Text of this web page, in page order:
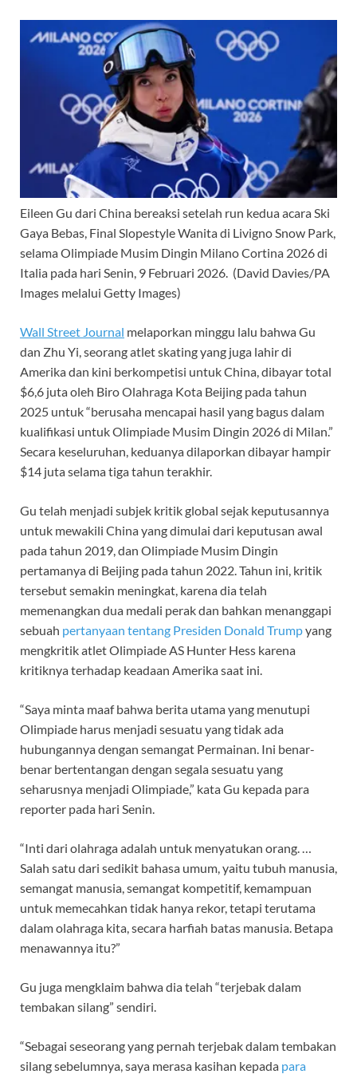
Eileen Gu dari China bereaksi setelah run kedua acara Ski
Gaya Bebas, Final Slopestyle Wanita di Livigno Snow Park,
selama Olimpiade Musim Dingin Milano Cortina 2026 di
Italia pada hari Senin, 9 Februari 2026. (David Davies/PA
Images melalui Getty Images)
Wall Street Journal melaporkan minggu lalu bahwa Gu
dan Zhu Yi, seorang atlet skating yang juga lahir di
Amerika dan kini berkompetisi untuk China, dibayar total
$6,6 juta oleh Biro Olahraga Kota Beijing pada tahun
2025 untuk “berusaha mencapai hasil yang bagus dalam
kualifikasi untuk Olimpiade Musim Dingin 2026 di Milan.”
Secara keseluruhan, keduanya dilaporkan dibayar hampir
$14 juta selama tiga tahun terakhir.
Gu telah menjadi subjek kritik global sejak keputusannya
untuk mewakili China yang dimulai dari keputusan awal
pada tahun 2019, dan Olimpiade Musim Dingin
pertamanya di Beijing pada tahun 2022. Tahun ini, kritik
tersebut semakin meningkat, karena dia telah
memenangkan dua medali perak dan bahkan menanggapi
sebuah pertanyaan tentang Presiden Donald Trumpyang
mengkritik atlet Olimpiade AS Hunter Hess karena
kritiknya terhadap keadaan Amerika saat ini.
“Saya minta maaf bahwa berita utama yang menutupi
Olimpiade harus menjadi sesuatu yang tidak ada
hubungannya dengan semangat Permainan. Ini benar-
benar bertentangan dengan segala sesuatu yang
seharusnya menjadi Olimpiade,” kata Gu kepada para
reporter pada hari Senin.
“Inti dari olahraga adalah untuk menyatukan orang. …
Salah satu dari sedikit bahasa umum, yaitu tubuh manusia,
semangat manusia, semangat kompetitif, kemampuan
untuk memecahkan tidak hanya rekor, tetapi terutama
dalam olahraga kita, secara harfiah batas manusia. Betapa
menawannya itu?”
Gu juga mengklaim bahwa dia telah “terjebak dalam
tembakan silang” sendiri.
“Sebagai seseorang yang pernah terjebak dalam tembakan
silang sebelumnya, saya merasa kasihan kepada para